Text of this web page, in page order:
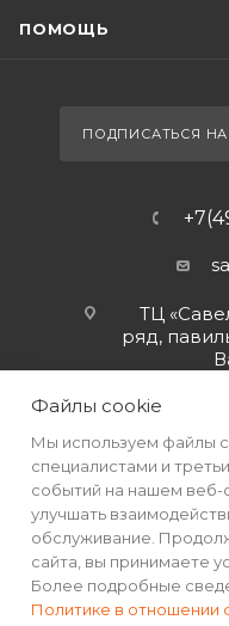
ПОМОЩЬ
ПОДПИСАТЬСЯ
ТЦ
ряд,
2026 © Интернет-
Файлы cookie
Мы используем файлы
специалистами и
событий на нашем веб-
улучшать
обслуживание.
сайта, вы принимаете
Более подробные
Политике в отношении